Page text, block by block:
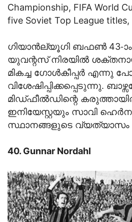
Championship, FIFA World
five Soviet Top League
ഗിയാന്‍ല്യൂഗി ബഫണ്‍ 43-ാം
യുവന്റസ് നിരയില്‍
മികച്ച ഗോള്‍കീപ്പര്‍ എന്നു
വിശേഷിപ്പിക്കപ്പെടുന്നു.
മിഡ്ഫീല്‍ഡിന്റെ
ഇനിയേസ്റ്റയും സാവി
സ്ഥാനങ്ങളുടെ വ്യത്യാസം
40. Gunnar Nordahl